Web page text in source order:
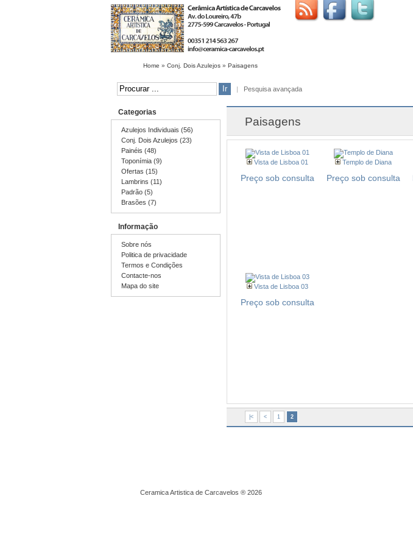
| Pesquisa avançada
Categorias
Azulejos Individuais (56)
Conj. Dois Azulejos (23)
Painéis (48)
Toponímia (9)
Ofertas (15)
Lambrins (11)
Padrão (5)
Brasões (7)
Informação
Sobre nós
Politica de privacidade
Termos e Condições
Contacte-nos
Mapa do site
Home » Conj. Dois Azulejos » Paisagens
Paisagens
Vista de Lisboa 01
Preço sob consulta
Templo de Diana
Preço sob consulta
Vista de Lisboa 03
Preço sob consulta
|< < 1 2
Ceramica Artistica de Carcavelos ® 2026